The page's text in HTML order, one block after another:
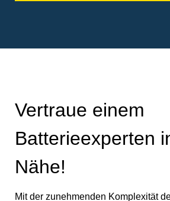
Vertraue einem
Batterieexperten
Nähe!
Mit der zunehmenden Komplexität